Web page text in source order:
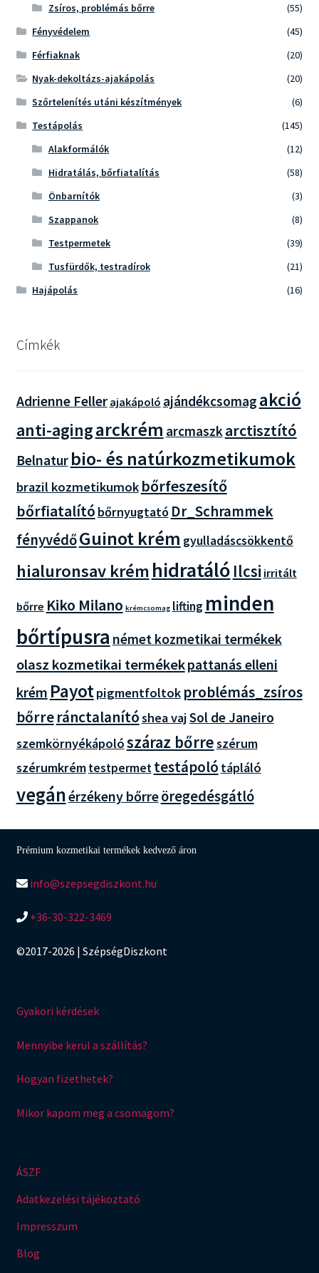
Zsíros, problémás bőrre
(55)
Fényvédelem
(45)
Férfiaknak
(20)
Nyak-dekoltázs-ajakápolás
(20)
Szőrtelenítés utáni készítmények
(6)
Testápolás
(145)
Alakformálók
(12)
Hidratálás, bőrfiatalítás
(58)
Önbarnítók
(3)
Szappanok
(8)
Testpermetek
(39)
Tusfürdők, testradírok
(21)
Hajápolás
(16)
Címkék
Adrienne Feller ajakápoló ajándékcsomag akció
anti-agingarckrém arcmaszkarctisztító
Belnatur bio- és natúrkozmetikumok
brazil kozmetikumok bőrfeszesítő
bőrfiatalító bőrnyugtató Dr_Schrammek
fényvédőGuinot krém gyulladáscsökkentő
hialuronsav krémhidratáló Ilcsi irritált
bőrre Kiko Milano krémcsomag lifting minden
bőrtípusra német kozmetikai termékek
olasz kozmetikai termékekpattanás elleni
krém Payotpigmentfoltok problémás_zsíros
bőrreránctalanítóshea vajSol de Janeiro
szemkörnyékápolószáraz bőrreszérum
szérumkrémtestpermettestápoló tápláló
vegánérzékeny bőrreöregedésgátló
Prémium kozmetikai termékek kedvező áron
info@szepsegdiszkont.hu
+36-30-322-3469
©2017-2026 | SzépségDiszkont
Gyakori kérdések
Mennyibe kerül a szállítás?
Hogyan fizethetek?
Mikor kapom meg a csomagom?
ÁSZF
Adatkezelési tájékoztató
Impresszum
Blog